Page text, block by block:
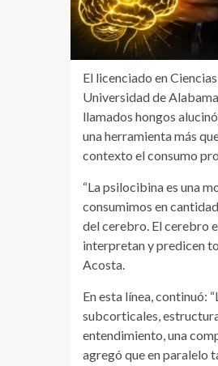
El licenciado en
Universidad de
llamados hongos
una herramienta más
contexto el consumo
“La psilocibina es una
consumimos en
del cerebro. El cerebro
interpretan y predicen
Acosta.
En esta línea, continuó:
subcorticales,
entendimiento, una
agregó que en paralelo